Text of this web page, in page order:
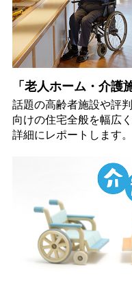
「老人ホーム・介護
話題の高齢者施設や評
向けの住宅全般を幅広
詳細にレポートします。